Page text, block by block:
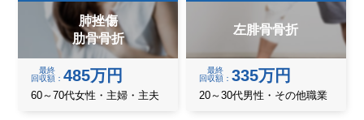
肺挫傷
肋骨骨折
最終
回収額
485万円
60～70代女性・主婦・主夫
左腓骨骨折
最終
回収額
335万円
20～30代男性・その他職業